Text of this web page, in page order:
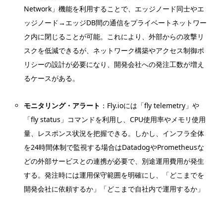
Network」機能を利用することで、エッジノード同士やエ
ッジノード→エッジDB間の通信をプライベートネットワー
ク内に閉じることが可能。これにより、外部からの攻撃リ
スクを低減できるが、ネットワーク構築やアクセス制御ポ
リシーの設計が必要になり、開発会社への発注工数が増え
るケースがある。
モニタリング・アラート ：Fly.ioには「fly telemetry」や
「fly status」コマンドを利用し、CPU使用率やメモリ使用
量、レスポンス状況を把握できる。しかし、インフラ全体
を24時間体制で監視する場合はDatadogやPrometheusな
どの外部サービスとの連携が必要で、別途運用費用が発生
する。発注時には運用保守範囲を明確にし、「どこまでを
開発会社に依頼するか」「どこまで自社内で運用するか」